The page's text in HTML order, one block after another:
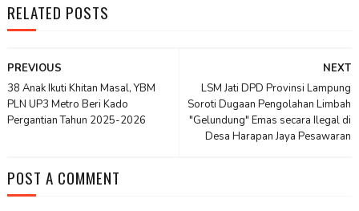
RELATED POSTS
NEXT
LSM Jati DPD Provinsi Lampung
Soroti Dugaan Pengolahan Limbah
"Gelundung" Emas secara Ilegal di
Desa Harapan Jaya Pesawaran
PREVIOUS
38 Anak Ikuti Khitan Masal, YBM
PLN UP3 Metro Beri Kado
Pergantian Tahun 2025-2026
POST A COMMENT